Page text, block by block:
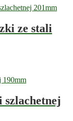
ze stali
szlachetnej